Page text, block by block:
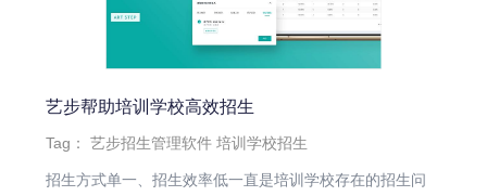
艺步帮助培训学校高效招生
Tag：艺步招生管理软件 培训学校招生
招生方式单一、招生效率低一直是培训学校存在的招生问